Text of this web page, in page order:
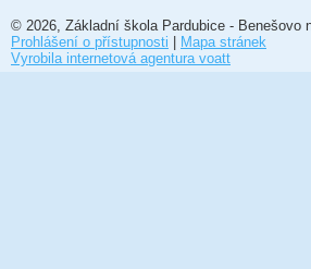
© 2026, Základní škola Pardubice - Benešovo
Prohlášení o přístupnosti | Mapa stránek
Vyrobila internetová agentura voatt